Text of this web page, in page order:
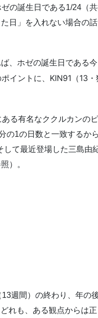
の誕生日である1/24（
日」を入れない場合の
、ホゼの誕生日である
イントに、KIN91（13
る有名なククルカンの
1の日数と一致するか
て最近登場した三島由
）。
週間）の終わり、年の
れも、ある観点からは